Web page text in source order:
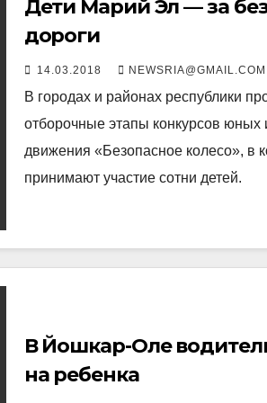
Дети Марий Эл — за
дороги
14.03.2018 NEWSRIA@GMAIL.COM
В городах и районах республики
отборочные этапы конкурсов юных
движения «Безопасное колесо», в
принимают участие сотни детей.
В Йошкар-Оле
на ребенка